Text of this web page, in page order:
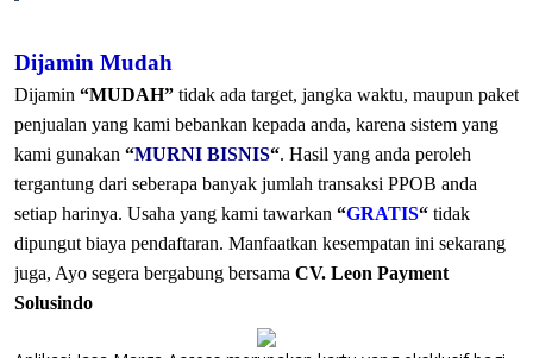
Dijamin Mudah
Dijamin “MUDAH” tidak ada target, jangka waktu, maupun paket
penjualan yang kami bebankan kepada anda, karena sistem yang
kami gunakan “MURNI BISNIS“. Hasil yang anda peroleh
tergantung dari seberapa banyak jumlah transaksi PPOB anda
setiap harinya. Usaha yang kami tawarkan “GRATIS“ tidak
dipungut biaya pendaftaran. Manfaatkan kesempatan ini sekarang
juga, Ayo segera bergabung bersama CV. Leon Payment
Solusindo